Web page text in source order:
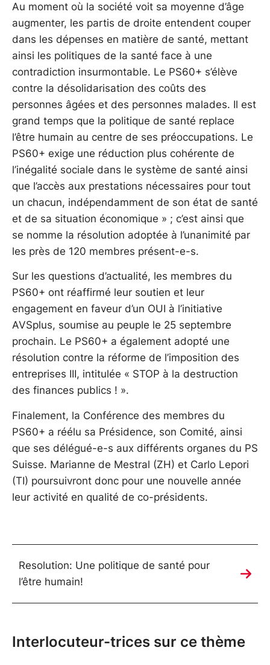
Au moment où la société voit sa moyenne d’âge
augmenter, les partis de droite entendent couper
dans les dépenses en matière de santé, mettant
ainsi les politiques de la santé face à une
contradiction insurmontable. Le PS60+ s’élève
contre la désolidarisation des coûts des
personnes âgées et des personnes malades. Il est
grand temps que la politique de santé replace
l’être humain au centre de ses préoccupations. Le
PS60+ exige une réduction plus cohérente de
l’inégalité sociale dans le système de santé ainsi
que l’accès aux prestations nécessaires pour tout
un chacun, indépendamment de son état de santé
et de sa situation économique » ; c’est ainsi que
se nomme la résolution adoptée à l’unanimité par
les près de 120 membres présent-e-s.
Sur les questions d’actualité, les membres du
PS60+ ont réaffirmé leur soutien et leur
engagement en faveur d’un OUI à l’initiative
AVSplus, soumise au peuple le 25 septembre
prochain. Le PS60+ a également adopté une
résolution contre la réforme de l’imposition des
entreprises III, intitulée « STOP à la destruction
des finances publics ! ».
Finalement, la Conférence des membres du
PS60+ a réélu sa Présidence, son Comité, ainsi
que ses délégué-e-s aux différents organes du PS
Suisse. Marianne de Mestral (ZH) et Carlo Lepori
(TI) poursuivront donc pour une nouvelle année
leur activité en qualité de co-présidents.
Resolution: Une politique de santé pour
l’être humain!
Interlocuteur-trices sur ce thème